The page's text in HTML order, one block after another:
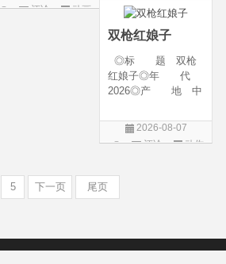
别: 剧情 / 悬疑 / 惊
悚 / 犯罪◎语
评论
动画
双枪红娘子
◎标 题 双枪
红娘子◎年 代
2026◎产 地 中
剧情 / 动作 / 战争◎
上映日期 2026-08-
2026-08-07
评论
动作
5 下一页 尾页